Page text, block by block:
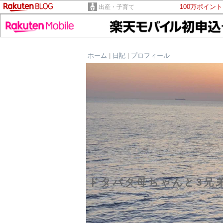
出産・子育て 100万ポイン
ホーム 日記 プロフィール
ドタバタ母ちゃんと3兄